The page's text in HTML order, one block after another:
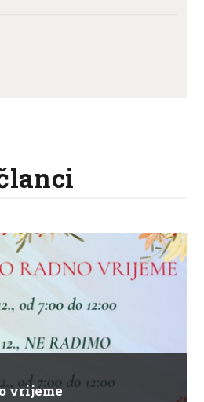
vrijeme